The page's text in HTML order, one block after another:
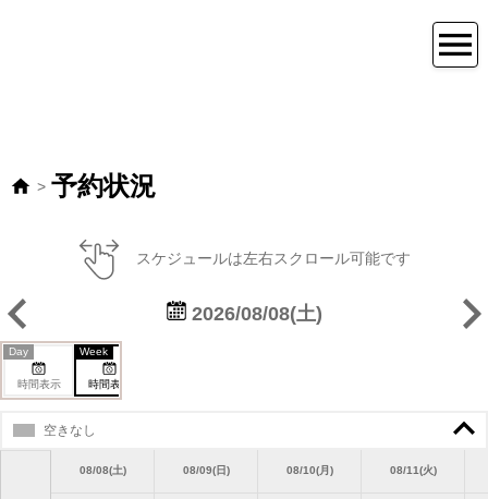
> 予約状況
スケジュールは左右スクロール可能です
2026/08/08(土)
時間表示
Day
時間表示
Week
空きなし
08/08(土) 08/09(日) 08/10(月) 08/11(火)